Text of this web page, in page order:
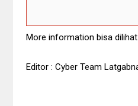
More information bisa
Editor : Cyber Team